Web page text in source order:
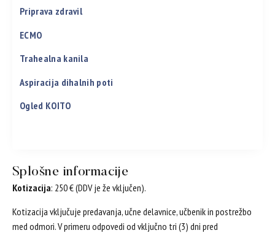
Priprava zdravil
ECMO
Trahealna kanila
Aspiracija dihalnih poti
Ogled KOITO
Splošne informacije
Kotizacija: 250 € (DDV je že vključen).
Kotizacija vključuje predavanja, učne delavnice, učbenik in postrežbo
med odmori. V primeru odpovedi od vključno tri (3) dni pred